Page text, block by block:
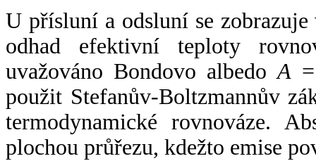
U přísluní a odsluní se
odhad efektivní teploty
uvažováno Bondovo albedoA
použit Stefanův-Boltzmannův
termodynamické rovnováze.
plochou průřezu, kdežto emise